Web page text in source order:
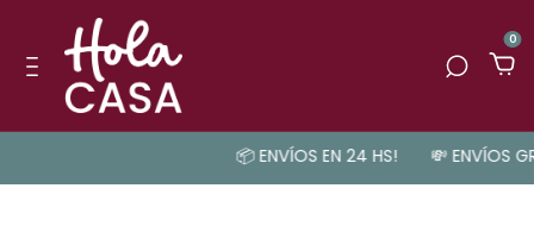
0
📦 ENVÍOS EN 24 HS! 💸 ENVÍOS